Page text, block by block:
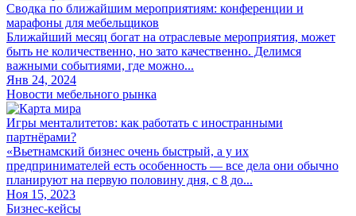
Сводка по ближайшим мероприятиям: конференции и
марафоны для мебельщиков
Ближайший месяц богат на отраслевые мероприятия, может
быть не количественно, но зато качественно. Делимся
важными событиями, где можно...
Янв 24, 2024
Новости мебельного рынка
Игры менталитетов: как работать с иностранными
партнёрами?
«Вьетнамский бизнес очень быстрый, а у их
предпринимателей есть особенность — все дела они обычно
планируют на первую половину дня, с 8 до...
Ноя 15, 2023
Бизнес-кейсы